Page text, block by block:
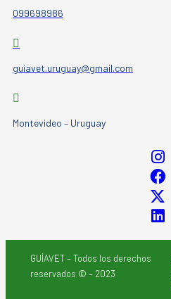
099698986
guiavet.uruguay@gmail.com
Montevideo – Uruguay
GUÍAVET – Todos los derechos
reservados © – 2023